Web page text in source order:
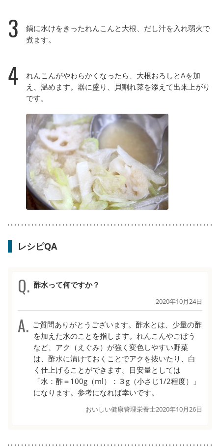
3
鍋に水けをきったれんこんと大根、だし汁を入れ弱火で
煮ます。
4
れんこんがやわらかくなったら、大根おろしとAを加
え、温めます。器に盛り、貝割れ菜を添えて出来上がり
です。
レシピQA
酢水って何ですか？
2020年10月24日
ご質問ありがとうございます。酢水とは、少量の酢
を加えた水のことを指します。れんこんやごぼう
など、アク（えぐみ）が強く変色しやすい野菜
は、酢水に漬けておくことでアクを抜いたり、白
く仕上げることができます。目安量としては
「水：酢＝100g（ml）：３g（小さじ1/2程度）」
になります。参考になれば幸いです。
おいしい健康管理栄養士2020年10月26日